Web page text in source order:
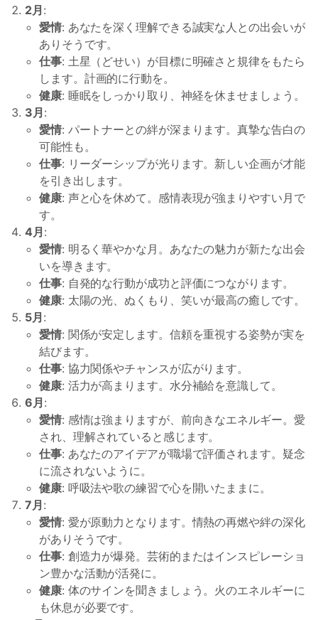
2月 :
愛情: あなたを深く理解できる誠実な人との出会いが
ありそうです。
仕事: 土星（どせい）が目標に明確さと規律をもたら
します。計画的に行動を。
健康: 睡眠をしっかり取り、神経を休ませましょう。
3月 :
愛情: パートナーとの絆が深まります。真摯な告白の
可能性も。
仕事: リーダーシップが光ります。新しい企画が才能
を引き出します。
健康: 声と心を休めて。感情表現が強まりやすい月で
す。
4月 :
愛情: 明るく華やかな月。あなたの魅力が新たな出会
いを導きます。
仕事: 自発的な行動が成功と評価につながります。
健康: 太陽の光、ぬくもり、笑いが最高の癒しです。
5月 :
愛情: 関係が安定します。信頼を重視する姿勢が実を
結びます。
仕事: 協力関係やチャンスが広がります。
健康: 活力が高まります。水分補給を意識して。
6月 :
愛情: 感情は強まりますが、前向きなエネルギー。愛
され、理解されていると感じます。
仕事: あなたのアイデアが職場で評価されます。疑念
に流されないように。
健康: 呼吸法や歌の練習で心を開いたままに。
7月 :
愛情: 愛が原動力となります。情熱の再燃や絆の深化
がありそうです。
仕事: 創造力が爆発。芸術的またはインスピレーショ
ン豊かな活動が活発に。
健康: 体のサインを聞きましょう。火のエネルギーに
も休息が必要です。